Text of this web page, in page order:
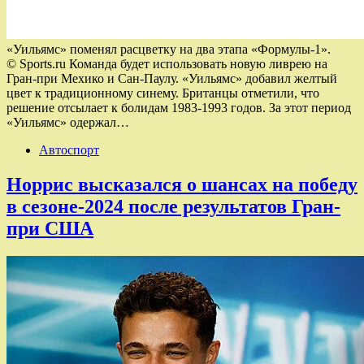
«Уильямс» поменял расцветку на два этапа «Формулы-1».
© Sports.ru Команда будет использовать новую ливрею на
Гран-при Мехико и Сан-Паулу. «Уильямс» добавил желтый
цвет к традиционному синему. Британцы отметили, что
решение отсылает к болидам 1983-1993 годов. За этот период
«Уильямс» одержал…
Автоспорт
Норрис высказался о шансах на победу
в сезоне-2024 после результатов Гран-
при США